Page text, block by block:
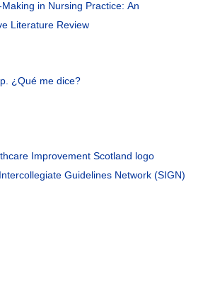
Making in Nursing Practice: An
Literature Review
¿Qué me dice?
Improvement Scotland logo
Guidelines Network (SIGN)